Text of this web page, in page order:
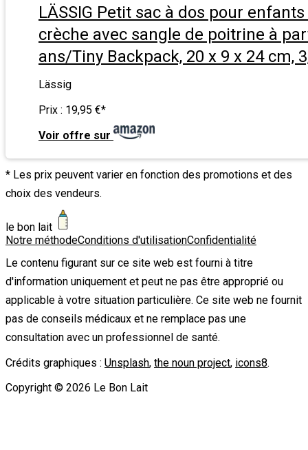
LÄSSIG Petit sac à dos pour
crèche avec sangle de poitrine à
ans/Tiny Backpack, 20 x 9 x 24 cm,
Lässig
Prix : 19,95 €*
Voir offre sur
* Les prix peuvent varier en fonction des promotions et des
choix des vendeurs.
le bon lait
Notre méthodeConditions d'utilisationConfidentialité
Le contenu figurant sur ce site web est fourni à titre
d'information uniquement et peut ne pas être approprié ou
applicable à votre situation particulière. Ce site web ne fournit
pas de conseils médicaux et ne remplace pas une
consultation avec un professionnel de santé.
Crédits graphiques : Unsplash, the noun project, icons8.
Copyright © 2026 Le Bon Lait